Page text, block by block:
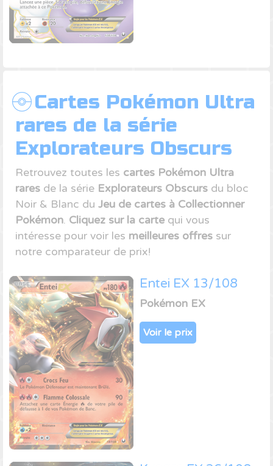
Cartes Pokémon Ultra
rares de la série
Explorateurs Obscurs
Retrouvez toutes les cartes Pokémon Ultra
rares de la série Explorateurs Obscurs du bloc
Noir & Blanc du Jeu de cartes à Collectionner
Pokémon. Cliquez sur la carte qui vous
intéresse pour voir les meilleures offres sur
notre comparateur de prix!
Entei EX 13/108
Pokémon EX
Voir le prix